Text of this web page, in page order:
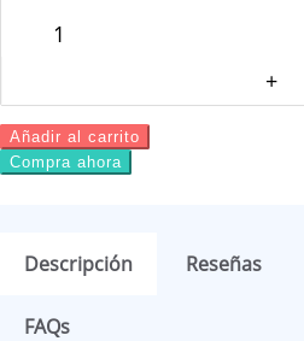
Añadir al carrito
Compra ahora
Descripción Reseñas
FAQs